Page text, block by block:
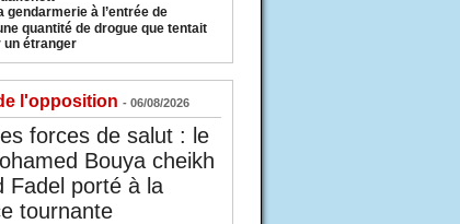
gendarmerie à l’entrée de
quantité de drogue que tentait
un étranger
l'opposition - 06/08/2026
forces de salut : le
Bouya cheikh
Fadel porté à la
tournante